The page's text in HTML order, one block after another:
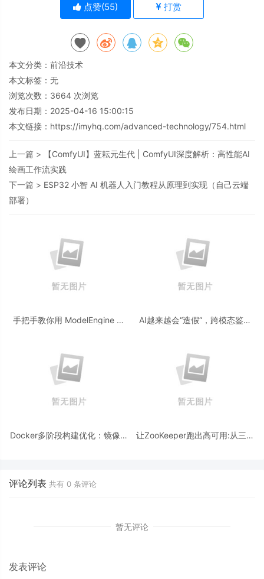
点赞(55) 打赏
本文分类： 前沿技术
本文标签：无
浏览次数： 3664 次浏览
发布日期：2025-04-16 15:00:15
本文链接： https://imyhq.com/advanced-technology/754.html
上一篇 >
【ComfyUI】蓝耘元生代 | ComfyUI深度解析：高性能AI
绘画工作流实践
下一篇 > ESP32 小智 AI 机器人入门教程从原理到实现（自己云端
部署）
手把手教你用 ModelEngine 打
AI越来越会“造假“，跨模态鉴伪
Docker多阶段构建优化：镜像体
让ZooKeeper跑出高可用:从三节
评论列表 共有 0 条评论
暂无评论
发表评论